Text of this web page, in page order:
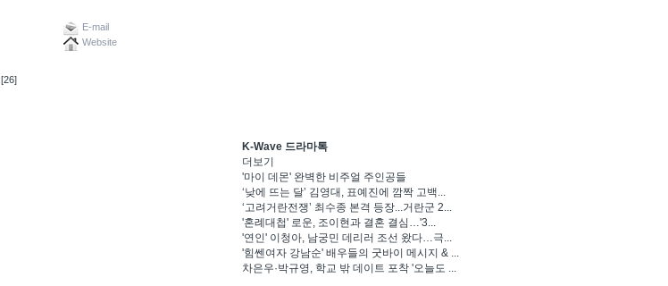
E-mail
Website
[26]
K-Wave 드라마톡
더보기
'마이 데몬' 완벽한 비주얼 주인공들
‘낮에 뜨는 달’ 김영대, 표예진에 깜짝 고백...
‘고려거란전쟁’ 최수종 본격 등장...거란군 2...
'혼례대첩' 로운, 조이현과 결혼 결심…'3...
'연인' 이청아, 남궁민 데리러 조선 왔다…극...
'힘쎈여자 강남순' 배우들의 굿바이 메시지 & ...
차은우·박규영, 학교 밖 데이트 포착 '오늘도 ...